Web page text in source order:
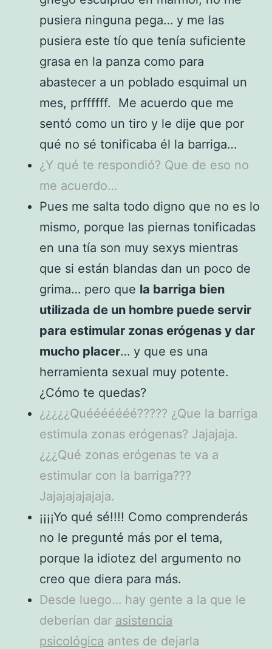
pusiera ninguna pega… y me las
pusiera este tío que tenía suficiente
grasa en la panza como para
abastecer a un poblado esquimal un
mes, prffffff. Me acuerdo que me
sentó como un tiro y le dije que por
qué no sé tonificaba él la barriga…
¿Y qué te respondió? Que de eso no
me acuerdo…
Pues me salta todo digno que no es lo
mismo, porque las piernas tonificadas
en una tía son muy sexys mientras
que si están blandas dan un poco de
grima… pero que la barriga bien
utilizada de un hombre puede servir
para estimular zonas erógenas y dar
mucho placer… y que es una
herramienta sexual muy potente.
¿Cómo te quedas?
¿¿¿¿¿Quééééééé????? ¿Que la barriga
estimula zonas erógenas? Jajajaja.
¿¿¿Qué zonas erógenas te va a
estimular con la barriga???
Jajajajajajaja.
¡¡¡¡Yo qué sé!!!! Como comprenderás
no le pregunté más por el tema,
porque la idiotez del argumento no
creo que diera para más.
Desde luego… hay gente a la que le
deberían dar asistencia
psicológica antes de dejarla